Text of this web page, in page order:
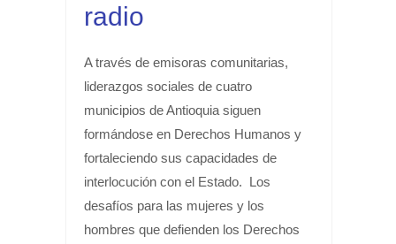
radio
A través de emisoras comunitarias,
liderazgos sociales de cuatro
municipios de Antioquia siguen
formándose en Derechos Humanos y
fortaleciendo sus capacidades de
interlocución con el Estado. Los
desafíos para las mujeres y los
hombres que defienden los Derechos